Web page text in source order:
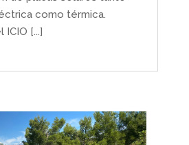
como térmica.
ICIO [...]